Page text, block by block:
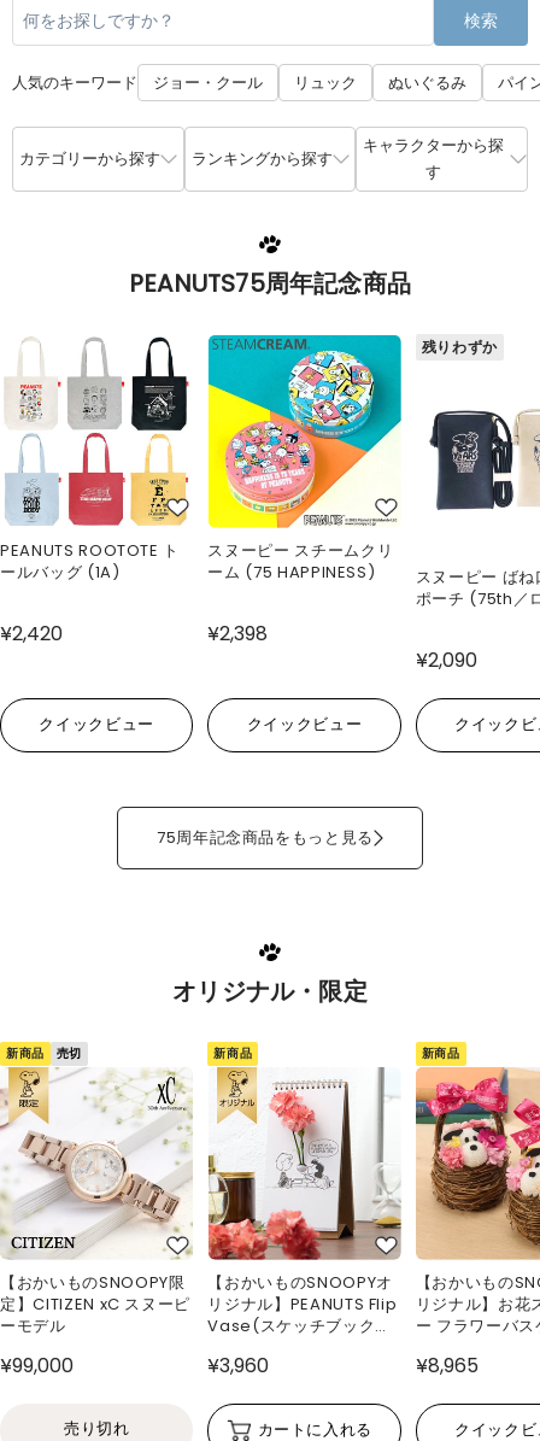
検索
人気のキーワード ジョー・クール リュック ぬいぐるみ パイ
カテゴリーから探す ランキングから探す
キャラクターから探
す
PEANUTS75周年記念商品
PEANUTS ROOTOTE ト
ールバッグ (1A)
¥2,420
クイックビュー
スヌーピー スチームクリ
ーム (75 HAPPINESS)
¥2,398
クイックビュー
残りわずか
スヌーピー ば
ポーチ (75th／
¥2,090
クイック
75周年記念商品をもっと見る
オリジナル・限定
新商品 売切
【おかいものSNOOPY限
定】CITIZEN xC スヌーピ
ーモデル
¥99,000
売り切れ
新商品
【おかいものSNOOPYオ
リジナル】PEANUTS Flip
Vase(スケッチブック型
¥3,960
カートに入れる
新商品
【おかいもの
リジナル】お花
ー フラワーバ
¥8,965
クイック